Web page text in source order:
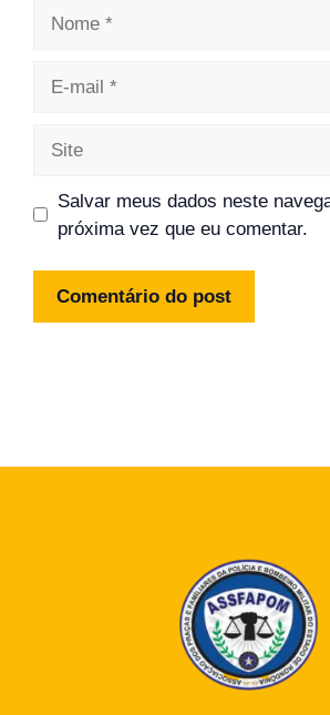
Salvar meus dados neste
próxima vez que eu comentar.